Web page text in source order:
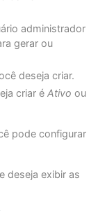
administrador
gerar ou
deseja criar.
criar é Ativo ou
pode configurar
deseja exibir as